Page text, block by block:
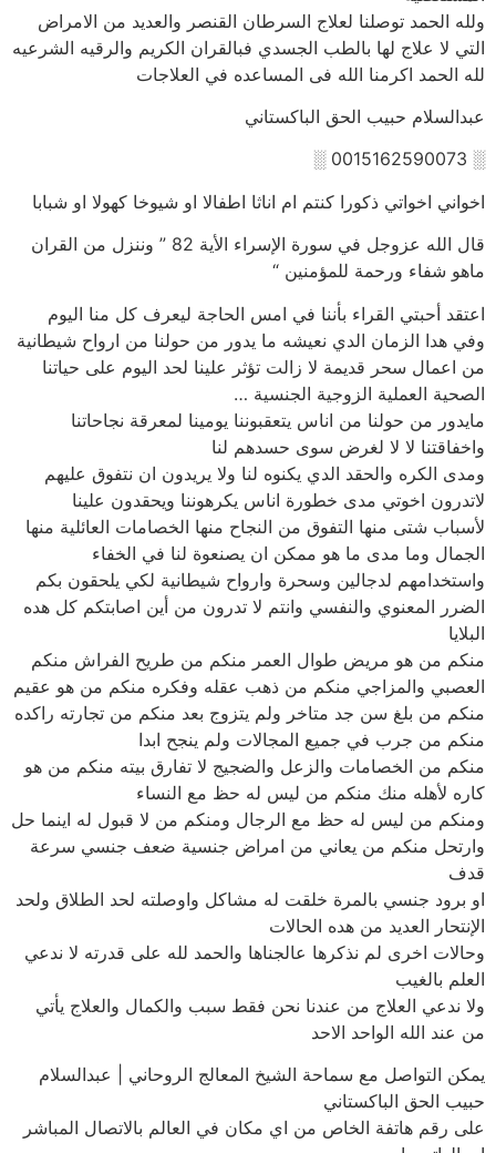
ولله الحمد توصلنا لعلاج السرطان القنصر والعديد من الامراض
التي لا علاج لها بالطب الجسدي فبالقران الكريم والرقيه الشرعيه
لله الحمد اكرمنا الله فى المساعده في العلاجات
عبدالسلام حبيب الحق الباكستاني
░ 0015162590073 ░
اخواني اخواتي ذكورا كنتم ام اناثا اطفالا او شيوخا كهولا او شبابا
قال الله عزوجل في سورة الإسراء الأية 82 ” وننزل من القران
ماهو شفاء ورحمة للمؤمنين “
اعتقد أحبتي القراء بأننا في امس الحاجة ليعرف كل منا اليوم
وفي هدا الزمان الدي نعيشه ما يدور من حولنا من ارواح شيطانية
من اعمال سحر قديمة لا زالت تؤثر علينا لحد اليوم على حياتنا
الصحية العملية الزوجية الجنسية …
مايدور من حولنا من اناس يتعقبوننا يومينا لمعرقة نجاحاتنا
واخفاقتنا لا لا لغرض سوى حسدهم لنا
ومدى الكره والحقد الدي يكنوه لنا ولا يريدون ان نتفوق عليهم
لاتدرون اخوتي مدى خطورة اناس يكرهوننا ويحقدون علينا
لأسباب شتى منها التفوق من النجاح منها الخصامات العائلية منها
الجمال وما مدى ما هو ممكن ان يصنعوة لنا في الخفاء
واستخدامهم لدجالين وسحرة وارواح شيطانية لكي يلحقون بكم
الضرر المعنوي والنفسي وانتم لا تدرون من أين اصابتكم كل هده
البلايا
منكم من هو مريض طوال العمر منكم من طريح الفراش منكم
العصبي والمزاجي منكم من ذهب عقله وفكره منكم من هو عقيم
منكم من بلغ سن جد متاخر ولم يتزوج بعد منكم من تجارته راكده
منكم من جرب في جميع المجالات ولم ينجح ابدا
منكم من الخصامات والزعل والضجيج لا تفارق بيته منكم من هو
كاره لأهله منك منكم من ليس له حظ مع النساء
ومنكم من ليس له حظ مع الرجال ومنكم من لا قبول له اينما حل
وارتحل منكم من يعاني من امراض جنسية ضعف جنسي سرعة
قدف
او برود جنسي بالمرة خلقت له مشاكل واوصلته لحد الطلاق ولحد
الإنتحار العديد من هده الحالات
وحالات اخرى لم نذكرها عالجناها والحمد لله على قدرته لا ندعي
العلم بالغيب
ولا ندعي العلاج من عندنا نحن فقط سبب والكمال والعلاج يأتي
من عند الله الواحد الاحد
يمكن التواصل مع سماحة الشيخ المعالج الروحاني | عبدالسلام
حبيب الحق الباكستاني
على رقم هاتفة الخاص من اي مكان في العالم بالاتصال المباشر